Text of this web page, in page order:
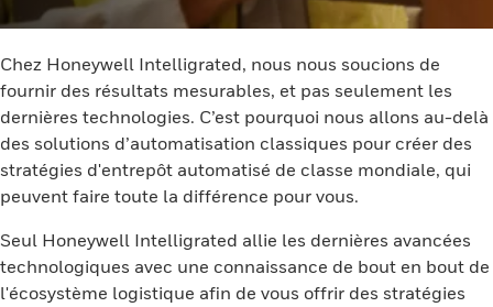
Chez Honeywell Intelligrated, nous nous soucions de
fournir des résultats mesurables, et pas seulement les
dernières technologies. C’est pourquoi nous allons au-delà
des solutions d’automatisation classiques pour créer des
stratégies d'entrepôt automatisé de classe mondiale, qui
peuvent faire toute la différence pour vous.
Seul Honeywell Intelligrated allie les dernières avancées
technologiques avec une connaissance de bout en bout de
l'écosystème logistique afin de vous offrir des stratégies